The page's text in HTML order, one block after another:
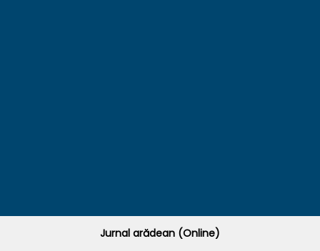
Jurnal arădean (Online)